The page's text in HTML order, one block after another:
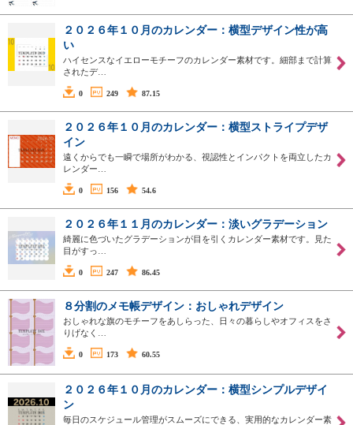
２０２６年１０月のカレンダー：横型デザイン性が高
い
ハイセンスなイエローモチーフのカレンダー素材です。細部まで計算
されたデ…
0 249 87.15
２０２６年１０月のカレンダー：横型ストライプデザ
イン
遠くからでも一瞬で場所がわかる、視認性とインパクトを両立したカ
レンダー…
0 156 54.6
２０２６年１１月のカレンダー：淡いグラデーション
綺麗に色づいたグラデーションが目を引くカレンダー素材です。見た
目がすっ…
0 247 86.45
８分割のメモ帳デザイン：おしゃれデザイン
おしゃれな旗のモチーフをあしらった、日々の暮らしやオフィスをさ
りげなく…
0 173 60.55
２０２６年１０月のカレンダー：横型シンプルデザイ
ン
毎日のスケジュール管理がスムーズにできる、実用的なカレンダー素